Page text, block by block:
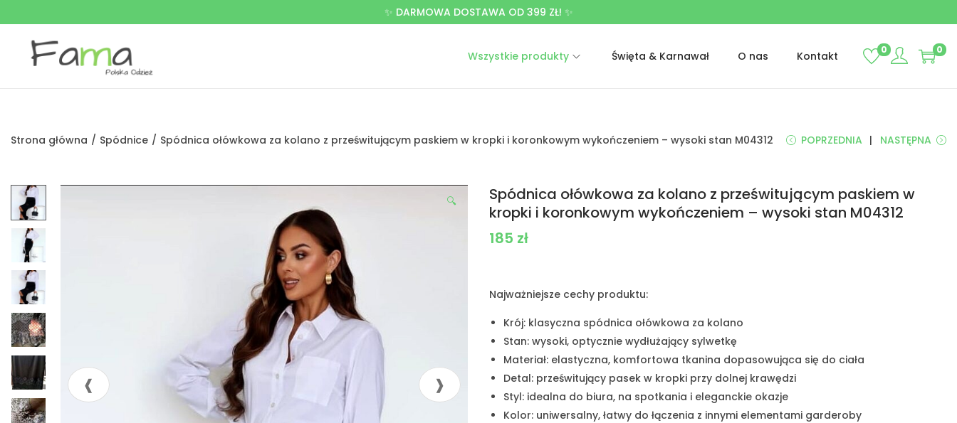
✨ DARMOWA DOSTAWA OD 399 ZŁ! ✨
Wszystkie produkty Święta & Karnawał O nas Kontakt 0 0
Strona główna / Spódnice / Spódnica ołówkowa za kolano z prześwitującym paskiem w kropki i koronkowym wykończeniem – wysoki stan M04312 POPRZEDNIA NASTĘPNA
🔍
Spódnica ołówkowa za kolano z prześwitującym paskiem w
kropki i koronkowym wykończeniem – wysoki stan M04312
185 zł
Najważniejsze cechy produktu:
Krój: klasyczna spódnica ołówkowa za kolano
Stan: wysoki, optycznie wydłużający sylwetkę
Materiał: elastyczna, komfortowa tkanina dopasowująca się do ciała
Detal: prześwitujący pasek w kropki przy dolnej krawędzi
Styl: idealna do biura, na spotkania i eleganckie okazje
Kolor: uniwersalny, łatwy do łączenia z innymi elementami garderoby